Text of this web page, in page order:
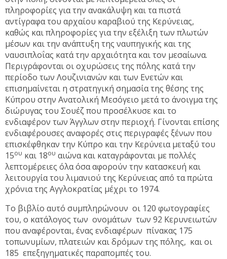
πληροφορίες για την ανακάλυψη και τα πιστά
αντίγραφα του αρχαίου καραβιού της Κερύνειας,
καθώς και πληροφορίες για την εξέλιξη των πλωτών
μέσων και την ανάπτυξη της ναυπηγικής και της
ναυσιπλοΐας κατά την αρχαιότητα και τον μεσαίωνα.
Περιγράφονται οι οχυρώσεις της πόλης κατά την
περίοδο των Λουζινιανών και των Ενετών και
επισημαίνεται η στρατηγική σημασία της θέσης της
Κύπρου στην Ανατολική Μεσόγειο μετά το άνοιγμα της
διώρυγας του Σουέζ που προσέλκυσε και το
ενδιαφέρον των Άγγλων στην περιοχή. Γίνονται επίσης
ενδιαφέρουσες αναφορές στις περιγραφές ξένων που
επισκέφθηκαν την Κύπρο και την Κερύνεια μεταξύ του
15ου και 18ου αιώνα και καταγράφονται με πολλές
λεπτομέρειες όλα όσα αφορούν την κατασκευή και
λειτουργία του λιμανιού της Κερύνειας από τα πρώτα
χρόνια της Αγγλοκρατίας μέχρι το 1974.
Το βιβλίο αυτό συμπληρώνουν οι 120 φωτογραφίες
του, ο κατάλογος των ονομάτων των 92 Κερυνειωτών
που αναφέρονται, ένας ενδιαφέρων πίνακας 175
τοπωνυμίων, πλατειών και δρόμων της πόλης, και οι
185 επεξηγηματικές παραπομπές του.